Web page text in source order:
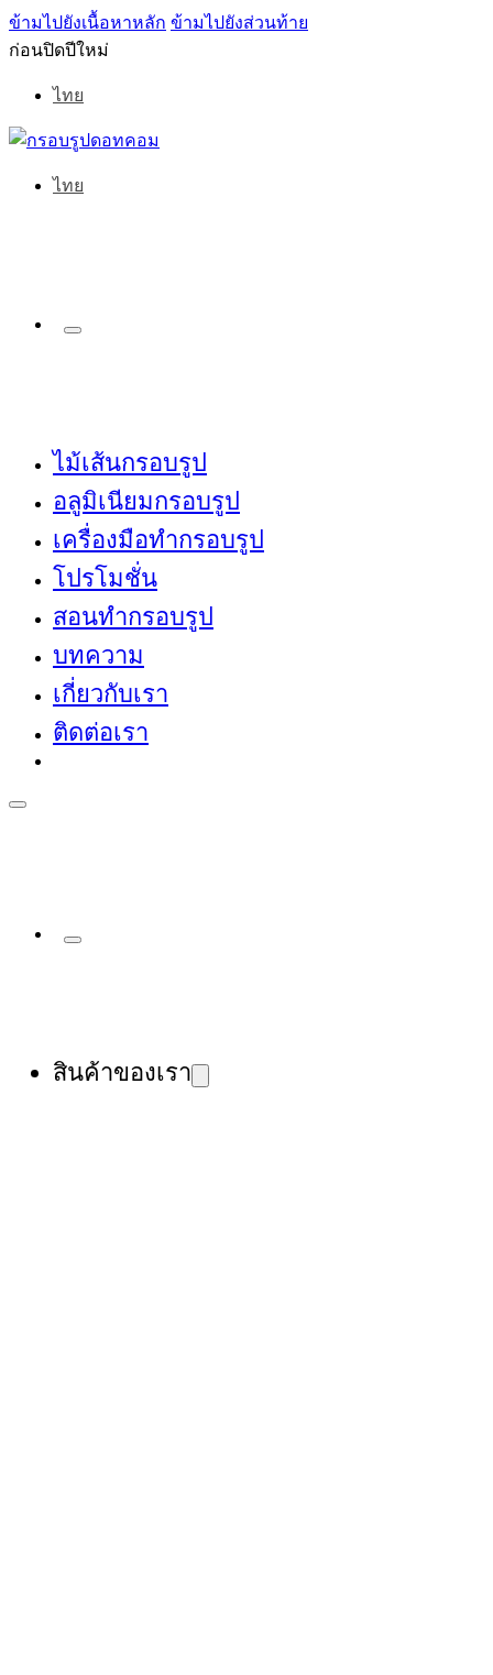
ข้ามไปยังเนื้อหาหลัก ข้ามไปยังส่วนท้าย
ก่อนปิดปีใหม่
ไทย
ไทย
ไม้เส้นกรอบรูป
อลูมิเนียมกรอบรูป
เครื่องมือทำกรอบรูป
โปรโมชั่น
สอนทำกรอบรูป
บทความ
เกี่ยวกับเรา
ติดต่อเรา
สินค้าของเรา